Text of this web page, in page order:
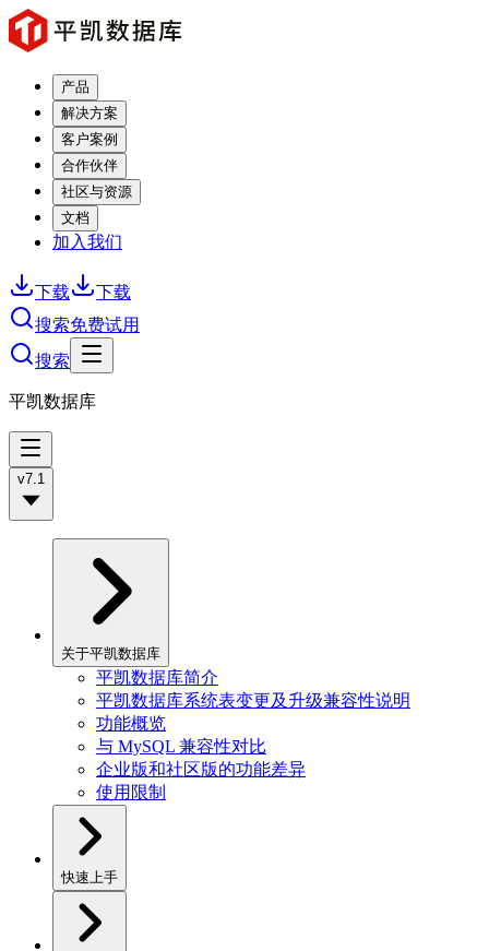
产品
解决方案
客户案例
合作伙伴
社区与资源
文档
加入我们
下载
下载
搜索免费试用
搜索
平凯数据库
v7.1
关于平凯数据库
平凯数据库简介
平凯数据库系统表变更及升级兼容性说明
功能概览
与 MySQL 兼容性对比
企业版和社区版的功能差异
使用限制
快速上手